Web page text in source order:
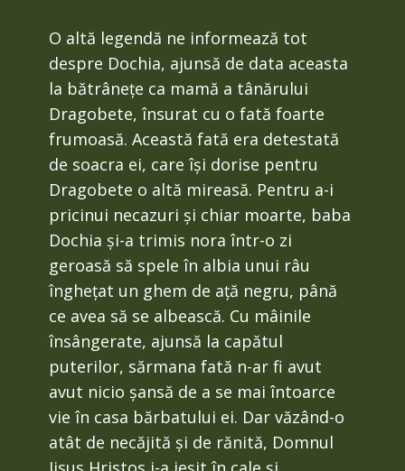
O altă legendă ne informează tot
despre Dochia, ajunsă de data aceasta
la bătrânețe ca mamă a tânărului
Dragobete, însurat cu o fată foarte
frumoasă. Această fată era detestată
de soacra ei, care își dorise pentru
Dragobete o altă mireasă. Pentru a-i
pricinui necazuri și chiar moarte, baba
Dochia și-a trimis nora într-o zi
geroasă să spele în albia unui râu
înghețat un ghem de ață negru, până
ce avea să se albească. Cu mâinile
însângerate, ajunsă la capătul
puterilor, sărmana fată n-ar fi avut
avut nicio șansă de a se mai întoarce
vie în casa bărbatului ei. Dar văzând-o
atât de necăjită și de rănită, Domnul